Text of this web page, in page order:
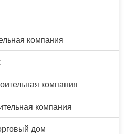
компания
компания
компания
дом